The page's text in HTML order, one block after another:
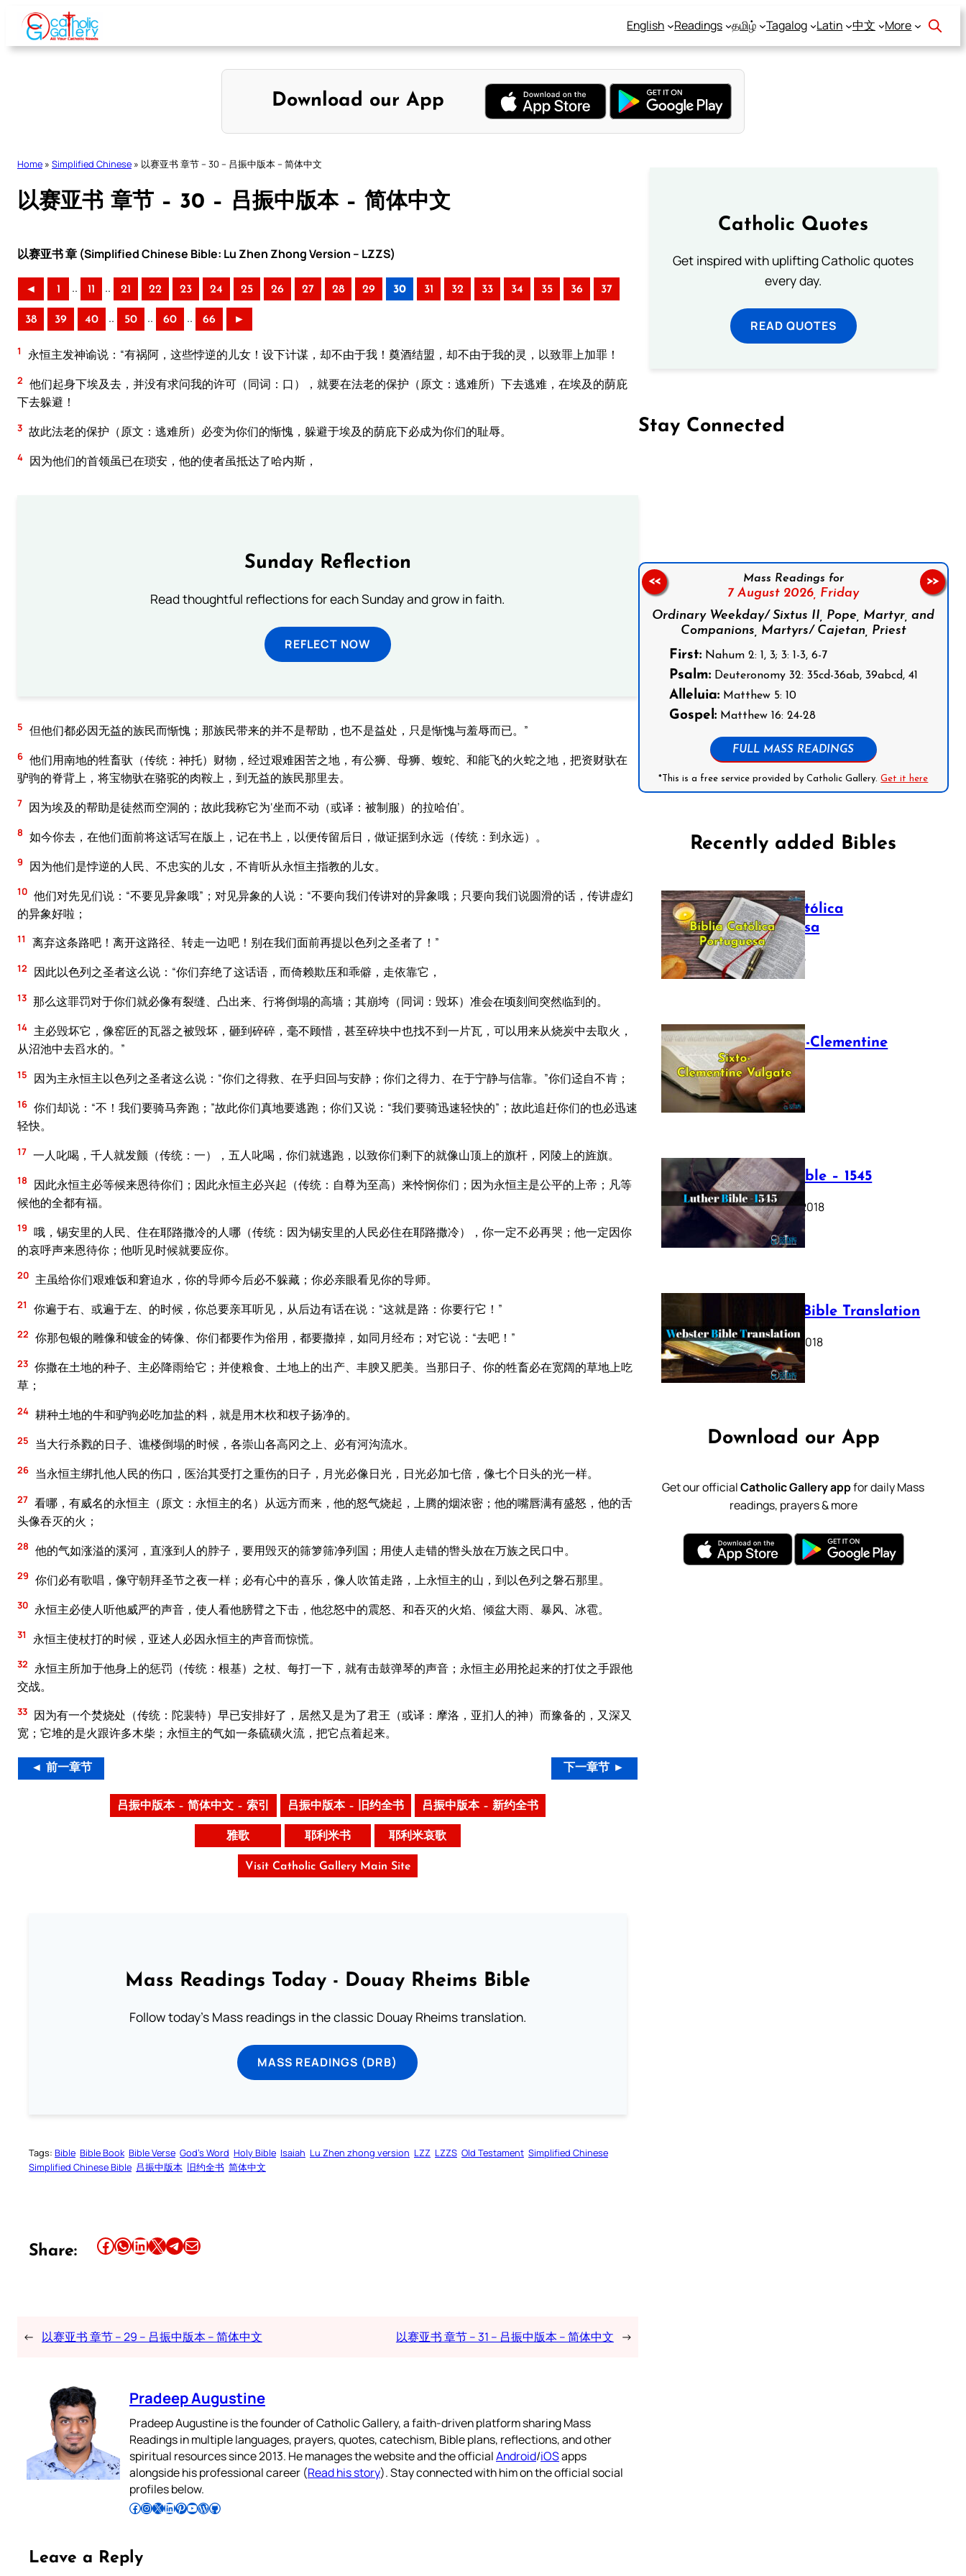
Skip
content
English Readings தமிழ் Tagalog Latin 中文 More
Download our App
Home » Simplified Chinese » 以赛亚书 章节 – 30 – 吕振中版本 – 简体中文
以赛亚书 章节 – 30 – 吕振中版本 – 简体中文
以赛亚书 章 (Simplified Chinese Bible: Lu Zhen Zhong Version – LZZS)
◄ 1 .. 11 .. 21 22 23 24 25 26 27 28 29 30 31 32 33 34 35 36 37
38 39 40 .. 50 .. 60 .. 66 ►
1 永恒主发神谕说：“有祸阿，这些悖逆的儿女！设下计谋，却不由于我！奠酒结盟，却不由于我的灵，以致罪上加罪！
2 他们起身下埃及去，并没有求问我的许可（同词：口），就要在法老的保护（原文：逃难所）下去逃难，在埃及的荫庇
下去躲避！
3 故此法老的保护（原文：逃难所）必变为你们的惭愧，躲避于埃及的荫庇下必成为你们的耻辱。
4 因为他们的首领虽已在琐安，他的使者虽抵达了哈内斯，
Sunday Reflection
Read thoughtful reflections for each Sunday and grow in faith.
REFLECT NOW
5 但他们都必因无益的族民而惭愧；那族民带来的并不是帮助，也不是益处，只是惭愧与羞辱而已。”
6 他们用南地的牲畜驮（传统：神托）财物，经过艰难困苦之地，有公狮、母狮、蝮蛇、和能飞的火蛇之地，把资财驮在
驴驹的脊背上，将宝物驮在骆驼的肉鞍上，到无益的族民那里去。
7 因为埃及的帮助是徒然而空洞的；故此我称它为‘坐而不动（或译：被制服）的拉哈伯’。
8 如今你去，在他们面前将这话写在版上，记在书上，以便传留后日，做证据到永远（传统：到永远）。
9 因为他们是悖逆的人民、不忠实的儿女，不肯听从永恒主指教的儿女。
10 他们对先见们说：“不要见异象哦”；对见异象的人说：“不要向我们传讲对的异象哦；只要向我们说圆滑的话，传讲虚幻
的异象好啦；
11 离弃这条路吧！离开这路径、转走一边吧！别在我们面前再提以色列之圣者了！”
12 因此以色列之圣者这么说：“你们弃绝了这话语，而倚赖欺压和乖僻，走依靠它，
13 那么这罪罚对于你们就必像有裂缝、凸出来、行将倒塌的高墙；其崩垮（同词：毁坏）准会在顷刻间突然临到的。
14 主必毁坏它，像窑匠的瓦器之被毁坏，砸到碎碎，毫不顾惜，甚至碎块中也找不到一片瓦，可以用来从烧炭中去取火，
从沼池中去舀水的。”
15 因为主永恒主以色列之圣者这么说：“你们之得救、在乎归回与安静；你们之得力、在于宁静与信靠。”你们迳自不肯；
16 你们却说：“不！我们要骑马奔跑；”故此你们真地要逃跑；你们又说：“我们要骑迅速轻快的”；故此追赶你们的也必迅速
轻快。
17 一人叱喝，千人就发颤（传统：一），五人叱喝，你们就逃跑，以致你们剩下的就像山顶上的旗杆，冈陵上的旌旗。
18
因此永恒主必等候来恩待你们；因此永恒主必兴起（传统：自尊为至高）来怜悯你们；因为永恒主是公平的上帝；凡等
候他的全都有福。
19 哦，锡安里的人民、住在耶路撒冷的人哪（传统：因为锡安里的人民必住在耶路撒冷），你一定不必再哭；他一定因你
的哀呼声来恩待你；他听见时候就要应你。
20 主虽给你们艰难饭和窘迫水，你的导师今后必不躲藏；你必亲眼看见你的导师。
21 你遍于右、或遍于左、的时候，你总要亲耳听见，从后边有话在说：“这就是路：你要行它！”
22 你那包银的雕像和镀金的铸像、你们都要作为俗用，都要撒掉，如同月经布；对它说：“去吧！”
23 你撒在土地的种子、主必降雨给它；并使粮食、土地上的出产、丰腴又肥美。当那日子、你的牲畜必在宽阔的草地上吃
草；
24 耕种土地的牛和驴驹必吃加盐的料，就是用木杴和杈子扬净的。
25 当大行杀戮的日子、谯楼倒塌的时候，各崇山各高冈之上、必有河沟流水。
26 当永恒主绑扎他人民的伤口，医治其受打之重伤的日子，月光必像日光，日光必加七倍，像七个日头的光一样。
27 看哪，有威名的永恒主（原文：永恒主的名）从远方而来，他的怒气烧起，上腾的烟浓密；他的嘴唇满有盛怒，他的舌
头像吞灭的火；
28 他的气如涨溢的溪河，直涨到人的脖子，要用毁灭的筛箩筛净列国；用使人走错的辔头放在万族之民口中。
29 你们必有歌唱，像守朝拜圣节之夜一样；必有心中的喜乐，像人吹笛走路，上永恒主的山，到以色列之磐石那里。
30 永恒主必使人听他威严的声音，使人看他膀臂之下击，他忿怒中的震怒、和吞灭的火焰、倾盆大雨、暴风、冰雹。
31 永恒主使杖打的时候，亚述人必因永恒主的声音而惊慌。
32
永恒主所加于他身上的惩罚（传统：根基）之杖、每打一下，就有击鼓弹琴的声音；永恒主必用抡起来的打仗之手跟他
交战。
33 因为有一个焚烧处（传统：陀裴特）早已安排好了，居然又是为了君王（或译：摩洛，亚扪人的神）而豫备的，又深又
宽；它堆的是火跟许多木柴；永恒主的气如一条硫磺火流，把它点着起来。
◄ 前一章节 下一章节 ►
吕振中版本 – 简体中文 – 索引 吕振中版本 – 旧约全书 吕振中版本 – 新约全书
雅歌 耶利米书 耶利米哀歌
Visit Catholic Gallery Main Site
Mass Readings Today - Douay Rheims Bible
Follow today's Mass readings in the classic Douay Rheims translation.
MASS READINGS (DRB)
Tags: Bible Bible Book Bible Verse God’s Word Holy Bible Isaiah Lu Zhen zhong version LZZ LZZS Old Testament Simplified Chinese
Simplified Chinese Bible 吕振中版本 旧约全书 简体中文
Share: Share this article on Facebook Share this article on WhatsApp Share this article on LinkedIn Share this article on X Share this article on TelegramEmail this Article
← 以赛亚书 章节 – 29 – 吕振中版本 – 简体中文 以赛亚书 章节 – 31 – 吕振中版本 – 简体中文 →
Pradeep Augustine
Pradeep Augustine is the founder of Catholic Gallery, a faith-driven platform sharing Mass
Readings in multiple languages, prayers, quotes, catechism, Bible plans, reflections, and other
spiritual resources since 2013. He manages the website and the officialAndroid/iOSapps
alongside his professional career (Read his story). Stay connected with him on the official social
profiles below.
Follow Pradeep on Facebook Follow Pradeep on InstagramFollow Pradeep on X Follow Pradeep on LinkedIn Follow Pradeep on Pinterest Subscribe to Pradeep’s Youtube Channel Follow Pradeep on WordPress Follow Pradeep on GitHub
Leave a Reply
Catholic Quotes
Get inspired with uplifting Catholic quotes
every day.
READ QUOTES
Stay Connected
Mass Readings for
7 August 2026, Friday
Ordinary Weekday/ Sixtus II, Pope, Martyr, and
Companions, Martyrs/ Cajetan, Priest
First:Nahum 2: 1, 3; 3: 1-3, 6-7
Psalm:Deuteronomy 32: 35cd-36ab, 39abcd, 41
Alleluia:Matthew 5: 10
Gospel:Matthew 16: 24-28
FULL MASS READINGS
*This is a free service provided by Catholic Gallery.Get it here
<< >>
Recently added Bibles
Bíblia Católica
Portuguesa
July 16, 2025
The Sixto-Clementine
Vulgate
July 12, 2025
Luther Bible – 1545
October 17, 2018
Webster Bible Translation
October 11, 2018
Download our App
Get our officialCatholic Gallery appfor daily Mass
readings, prayers & more